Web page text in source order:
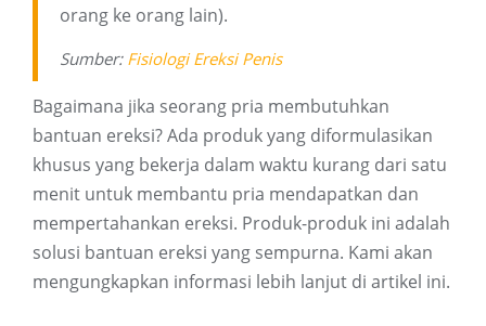
orang ke orang lain).
Sumber: Fisiologi Ereksi Penis
Bagaimana jika seorang pria membutuhkan
bantuan ereksi? Ada produk yang diformulasikan
khusus yang bekerja dalam waktu kurang dari satu
menit untuk membantu pria mendapatkan dan
mempertahankan ereksi. Produk-produk ini adalah
solusi bantuan ereksi yang sempurna. Kami akan
mengungkapkan informasi lebih lanjut di artikel ini.